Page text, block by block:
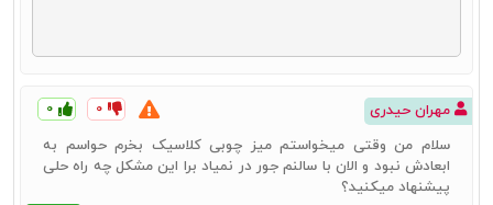
مهران حیدری ۰ ۰
سلام من وقتی میخواستم میز چوبی کلاسیک بخرم حواسم به
ابعادش نبود و الان با سالنم جور در نمیاد برا این مشکل چه راه حلی
پیشنهاد میکنید؟